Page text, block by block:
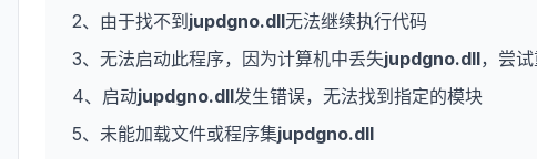
2、由于找不到 jupdgno.dll无法继续执行代码
3、无法启动此程序，因为计算机中丢失jupdgno.dll，尝
4、启动jupdgno.dll发生错误，无法找到指定的模块
5、未能加载文件或程序集jupdgno.dll